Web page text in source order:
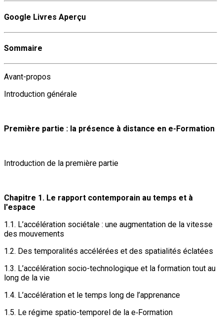
Google Livres Aperçu
Sommaire
Avant-propos
Introduction générale
Première partie : la présence à distance en e-Formation
Introduction de la première partie
Chapitre 1. Le rapport contemporain au temps et à
l'espace
1.1. L’accélération sociétale : une augmentation de la vitesse
des mouvements
1.2. Des temporalités accélérées et des spatialités éclatées
1.3. L’accélération socio-technologique et la formation tout au
long de la vie
1.4. L’accélération et le temps long de l’apprenance
1.5. Le régime spatio-temporel de la e‑Formation